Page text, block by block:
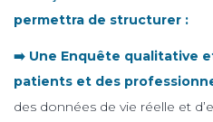
permettra de structurer :
➡️ Une Enquête qualitative
patients et des
des données de vie réelle et